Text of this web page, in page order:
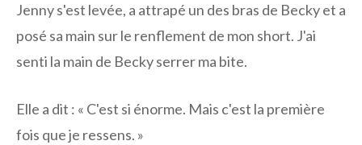
Jenny s'est levée, a attrapé un des bras de Becky et a
posé sa main sur le renflement de mon short. J'ai
senti la main de Becky serrer ma bite.
Elle a dit : « C'est si énorme. Mais c'est la première
fois que je ressens. »